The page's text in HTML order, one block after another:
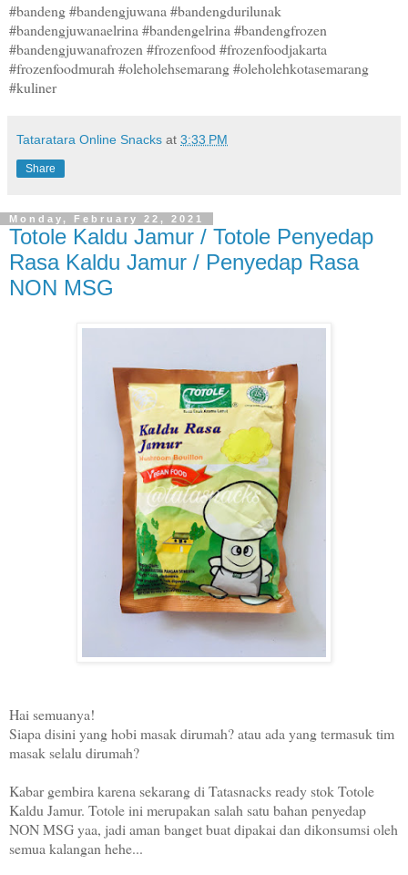
#bandeng #bandengjuwana #bandengdurilunak
#bandengjuwanaelrina #bandengelrina #bandengfrozen
#bandengjuwanafrozen #frozenfood #frozenfoodjakarta
#frozenfoodmurah #oleholehsemarang #oleholehkotasemarang
#kuliner
Tataratara Online Snacks at 3:33 PM
Share
Monday, February 22, 2021
Totole Kaldu Jamur / Totole Penyedap
Rasa Kaldu Jamur / Penyedap Rasa
NON MSG
Hai semuanya!
Siapa disini yang hobi masak dirumah? atau ada yang termasuk tim
masak selalu dirumah?
Kabar gembira karena sekarang di Tatasnacks ready stok Totole
Kaldu Jamur. Totole ini merupakan salah satu bahan penyedap
NON MSG yaa, jadi aman banget buat dipakai dan dikonsumsi oleh
semua kalangan hehe...